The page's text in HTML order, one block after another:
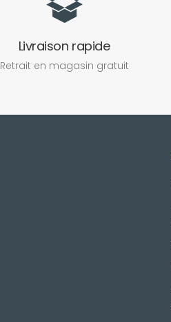
Livraison rapide
Retrait en magasin gratuit